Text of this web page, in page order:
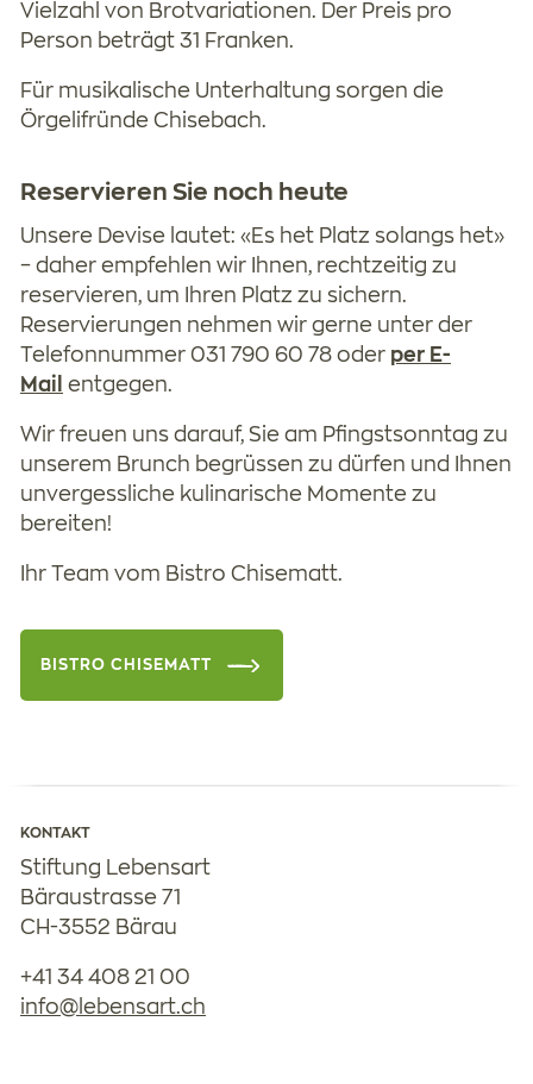
Vielzahl von Brotvariationen. Der Preis pro
Person beträgt 31 Franken.
Für musikalische Unterhaltung sorgen die
Örgelifründe Chisebach.
Reservieren Sie noch heute
Unsere Devise lautet: «Es het Platz solangs het»
– daher empfehlen wir Ihnen, rechtzeitig zu
reservieren, um Ihren Platz zu sichern.
Reservierungen nehmen wir gerne unter der
Telefonnummer 031 790 60 78 oder per E-
Mail entgegen.
Wir freuen uns darauf, Sie am Pfingstsonntag zu
unserem Brunch begrüssen zu dürfen und Ihnen
unvergessliche kulinarische Momente zu
bereiten!
Ihr Team vom Bistro Chisematt.
BISTRO CHISEMATT
KONTAKT
Stiftung Lebensart
Bäraustrasse 71
CH-3552 Bärau
+41 34 408 21 00
nf
b ns rt ch